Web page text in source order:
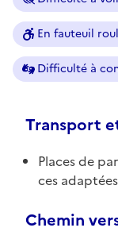
En fauteuil
Difficulté à
Transport
Places de
ces
Chemin